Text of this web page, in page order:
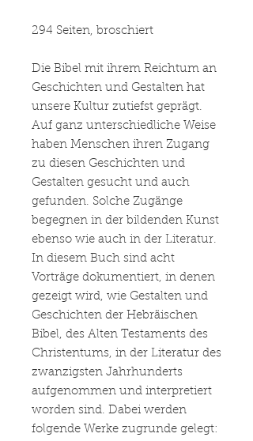
294 Seiten, broschiert
Die Bibel mit ihrem Reichtum an
Geschichten und Gestalten hat
unsere Kultur zutiefst geprägt.
Auf ganz unterschiedliche Weise
haben Menschen ihren Zugang
zu diesen Geschichten und
Gestalten gesucht und auch
gefunden. Solche Zugänge
begegnen in der bildenden Kunst
ebenso wie auch in der Literatur.
In diesem Buch sind acht
Vorträge dokumentiert, in denen
gezeigt wird, wie Gestalten und
Geschichten der Hebräischen
Bibel, des Alten Testaments des
Christentums, in der Literatur des
zwanzigsten Jahrhunderts
aufgenommen und interpretiert
worden sind. Dabei werden
folgende Werke zugrunde gelegt: